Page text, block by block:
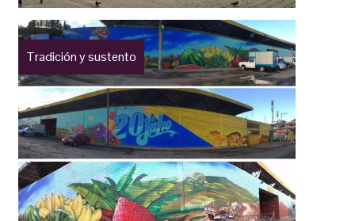
Tradición y sustento